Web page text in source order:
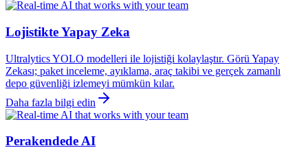
Lojistikte Yapay Zeka
Ultralytics YOLO modelleri ile lojistiği kolaylaştır. Görü Yapay
Zekası; paket inceleme, ayıklama, araç takibi ve gerçek zamanlı
depo güvenliği izlemeyi mümkün kılar.
Daha fazla bilgi edin
Perakendede AI